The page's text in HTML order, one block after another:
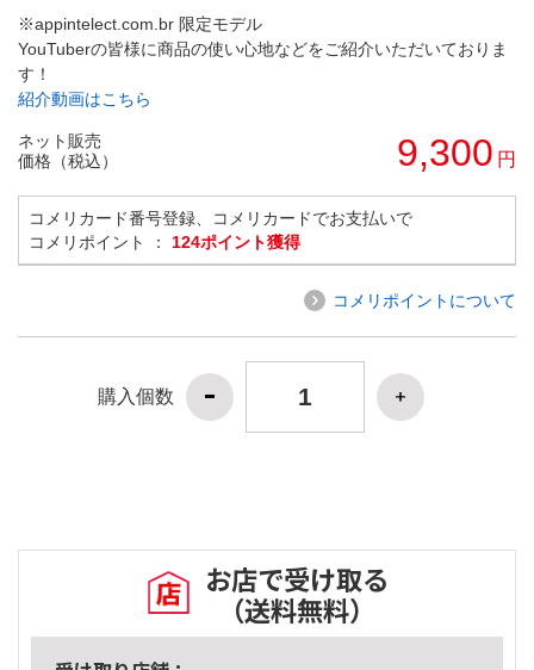
※appintelect.com.br 限定モデル
YouTuberの皆様に商品の使い心地などをご紹介いただいておりま
す！
紹介動画はこちら
ネット販売
価格（税込）
9,300 円
コメリカード番号登録、コメリカードでお支払いで
コメリポイント ： 124ポイント獲得
コメリポイントについて
購入個数
お店で受け取る
（送料無料）